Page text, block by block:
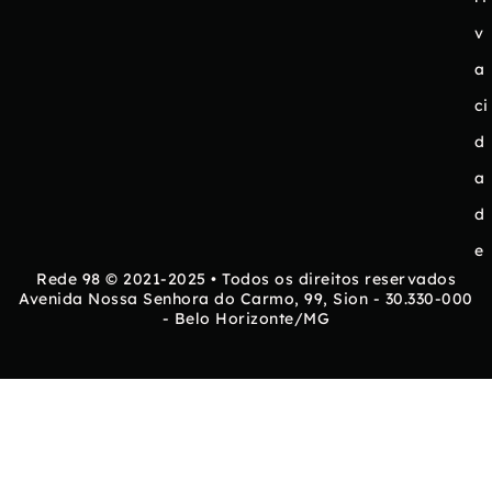
v
a
ci
d
a
d
e
Rede 98 © 2021-2025 • Todos os direitos reservados
Avenida Nossa Senhora do Carmo, 99, Sion - 30.330-000
- Belo Horizonte/MG